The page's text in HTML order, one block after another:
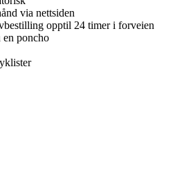
via nettsiden
opptil 24 timer i forveien
en poncho